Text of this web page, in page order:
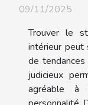
09/11/2025
Trouver le
intérieur peut
de tendances
judicieux
agréable